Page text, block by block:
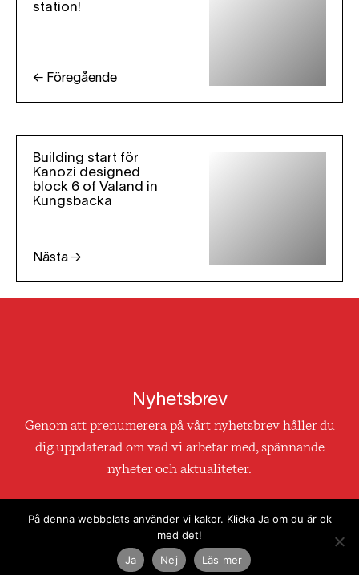
station!
← Föregående
Building start för
Kanozi designed
block 6 of Valand in
Kungsbacka
Nästa →
Nyhetsbrev
Genom att prenumerera på vårt nyhetsbrev håller du
dig uppdaterad om vad vi arbetar med, spännande
nyheter och aktualiteter.
Genom att klicka på skicka godkänner du att vi använder
din e-mail till utskick. Läs mer i vår
integritetspolicy.
På denna webbplats använder vi kakor. Klicka Ja om du är ok
med det!
Ja
Nej Läs mer